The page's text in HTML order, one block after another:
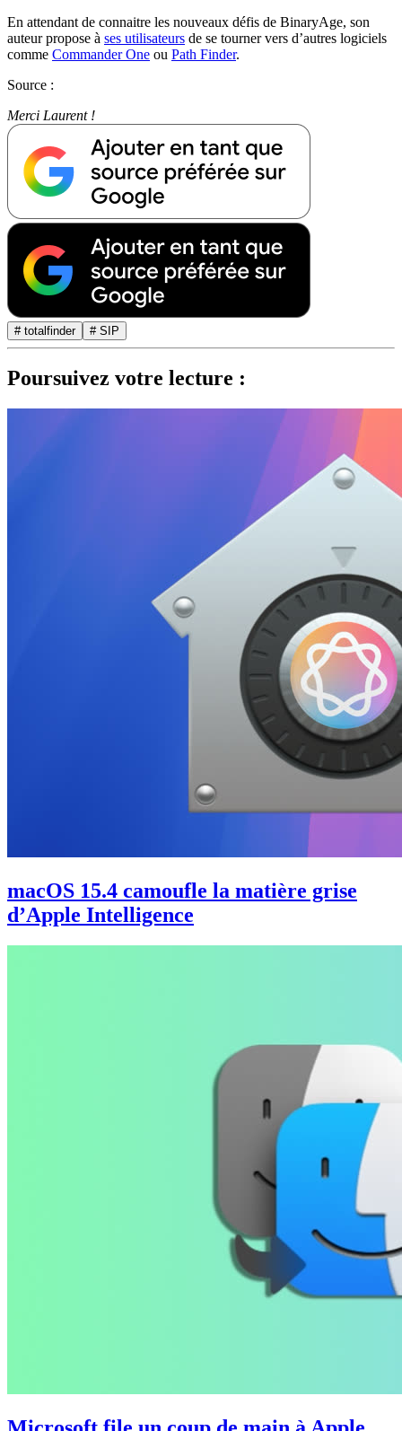
En attendant de connaitre les nouveaux défis de BinaryAge, son
auteur propose à ses utilisateurs de se tourner vers d’autres logiciels
comme Commander One ou Path Finder.
Source :
Merci Laurent !
# totalfinder # SIP
Poursuivez votre lecture :
macOS 15.4 camoufle la matière grise
d’Apple Intelligence